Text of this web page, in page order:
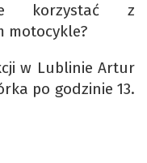
korzystać z
motocykle?
w Lublinie Artur
po godzinie 13.